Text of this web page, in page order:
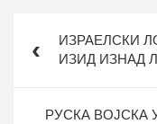
чланкаИЗРАЕЛСКИ
ИЗИД ИЗНАД
РУСКА ВОЈСКА